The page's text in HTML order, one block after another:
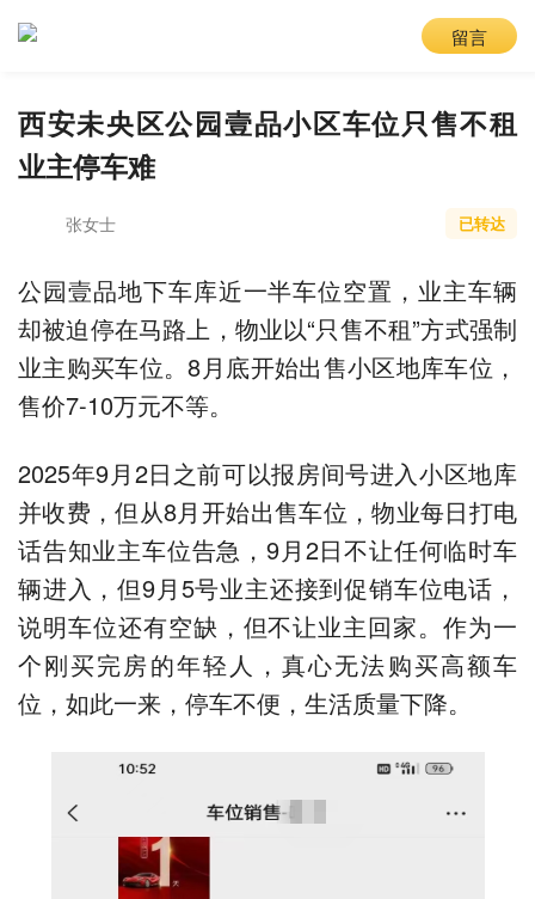
留言
西安未央区公园壹品小区车位只售不租
业主停车难
张女士 已转达
公园壹品地下车库近一半车位空置，业主车辆
却被迫停在马路上，物业以“只售不租”方式强制
业主购买车位。8月底开始出售小区地库车位，
售价7-10万元不等。
2025年9月2日之前可以报房间号进入小区地库
并收费，但从8月开始出售车位，物业每日打电
话告知业主车位告急，9月2日不让任何临时车
辆进入，但9月5号业主还接到促销车位电话，
说明车位还有空缺，但不让业主回家。作为一
个刚买完房的年轻人，真心无法购买高额车
位，如此一来，停车不便，生活质量下降。